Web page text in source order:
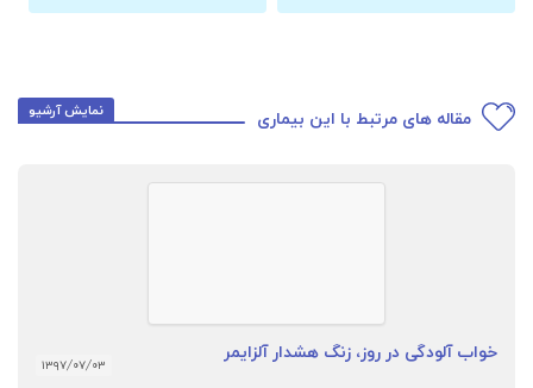
مقاله های مرتبط با این بیماری نمایش آرشیو
خواب آلودگی در روز، زنگ هشدار آلزایمر
۱۳۹۷/۰۷/۰۳